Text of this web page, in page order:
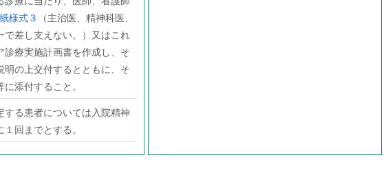
様式３
（主治医、精神科医、
で差し支えない。）又はこれ
診療実施計画書を作成し、そ
明の上交付するとともに、そ
添付すること。
する患者については入院精神
回までとする。